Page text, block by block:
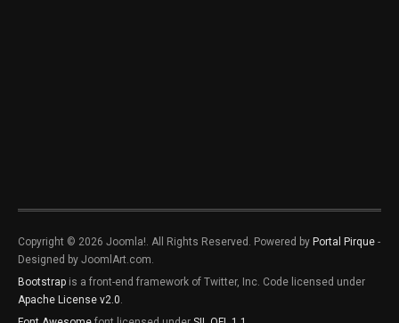
Copyright © 2026 Joomla!. All Rights Reserved. Powered by Portal Pirque -
Designed by JoomlArt.com.
Bootstrap is a front-end framework of Twitter, Inc. Code licensed under
Apache License v2.0.